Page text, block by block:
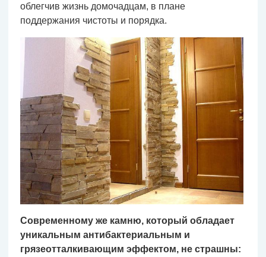
облегчив жизнь домочадцам, в плане
поддержания чистоты и порядка.
Современному же камню, который обладает
уникальным антибактериальным и
грязеотталкивающим эффектом, не страшны: